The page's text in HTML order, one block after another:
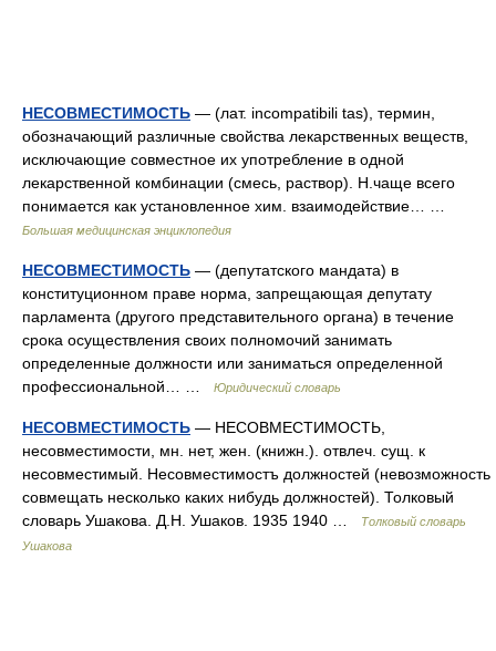
НЕСОВМЕСТИМОСТЬ — (лат. incompatibili tas), термин,
обозначающий различные свойства лекарственных веществ,
исключающие совместное их употребление в одной
лекарственной комбинации (смесь, раствор). Н.чаще всего
понимается как установленное хим. взаимодействие… …
Большая медицинская энциклопедия
НЕСОВМЕСТИМОСТЬ — (депутатского мандата) в
конституционном праве норма, запрещающая депутату
парламента (другого представительного органа) в течение
срока осуществления своих полномочий занимать
определенные должности или заниматься определенной
профессиональной… …
Юридический словарь
НЕСОВМЕСТИМОСТЬ — НЕСОВМЕСТИМОСТЬ,
несовместимости, мн. нет, жен. (книжн.). отвлеч. сущ. к
несовместимый. Несовместимостъ должностей (невозможность
совмещать несколько каких нибудь должностей). Толковый
словарь Ушакова. Д.Н. Ушаков. 1935 1940 …
Толковый словарь
Ушакова